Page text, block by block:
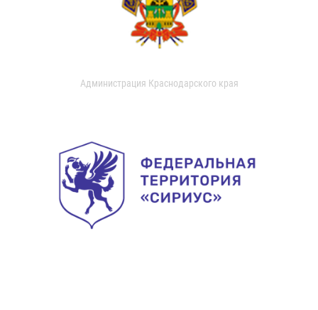
Администрация Краснодарского края